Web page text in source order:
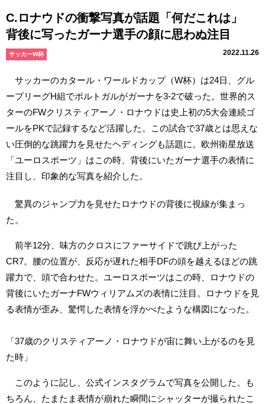
C.ロナウドの衝撃写真が話題「何だこれは」
背後に写ったガーナ選手の顔に思わぬ注目
サッカーW杯 2022.11.26
サッカーのカタール・ワールドカップ（W杯）は24日、グル
ープリーグH組でポルトガルがガーナを3-2で破った。世界的ス
ターのFWクリスティアーノ・ロナウドは史上初の5大会連続ゴ
ールをPKで記録するなど活躍した。この試合で37歳とは思えな
い圧倒的な跳躍力を見せたヘディングも話題に。欧州衛星放送
「ユーロスポーツ」はこの時、背後にいたガーナ選手の表情に
注目し、印象的な写真を紹介した。
驚異のジャンプ力を見せたロナウドの背後に視線が集まっ
た。
前半12分、味方のクロスにファーサイドで跳び上がった
CR7。腰の位置が、反応が遅れた相手DFの頭を越えるほどの跳
躍力で、頭で合わせた。ユーロスポーツはこの時、ロナウドの
背後にいたガーナFWウィリアムズの表情に注目。ロナウドを見
る表情が歪み、驚愕した表情を浮かべたような構図になった。
「37歳のクリスティアーノ・ロナウドが宙に舞い上がるのを見
た時」
このように記し、公式インスタグラムで写真を公開した。も
ちろん、たまたま表情が崩れた瞬間にシャッターが撮られたこ